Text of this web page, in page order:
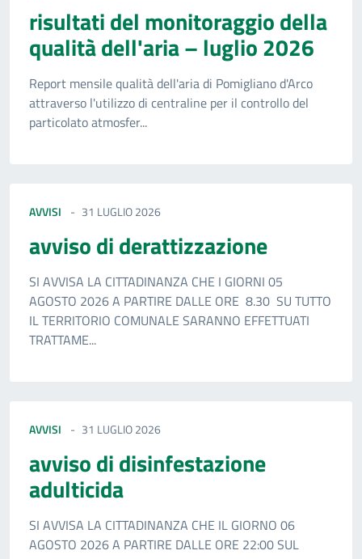
risultati del monitoraggio della
qualità dell'aria – luglio 2026
Report mensile qualità dell'aria di Pomigliano d'Arco
attraverso l'utilizzo di centraline per il controllo del
particolato atmosfer...
AVVISI 31 LUGLIO 2026
avviso di derattizzazione
SI AVVISA LA CITTADINANZA CHE I GIORNI 05
AGOSTO 2026 A PARTIRE DALLE ORE 8.30 SU TUTTO
IL TERRITORIO COMUNALE SARANNO EFFETTUATI
TRATTAME...
AVVISI 31 LUGLIO 2026
avviso di disinfestazione
adulticida
SI AVVISA LA CITTADINANZA CHE IL GIORNO 06
AGOSTO 2026 A PARTIRE DALLE ORE 22:00 SUL